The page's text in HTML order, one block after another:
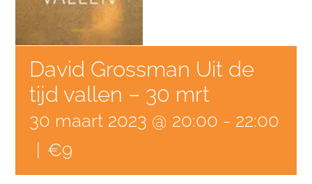
David Grossman Uit de
tijd vallen – 30 mrt
30 maart 2023 @ 20:00 - 22:00
€9